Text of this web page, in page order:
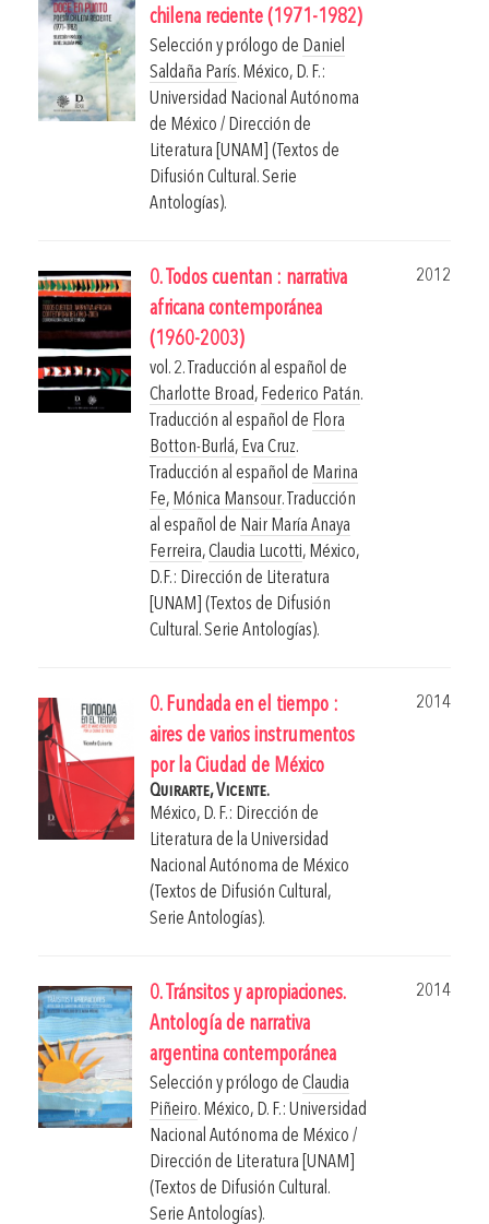
chilena reciente (1971-1982)
Selección y prólogo de Daniel
Saldaña París. México, D. F.:
Universidad Nacional Autónoma
de México / Dirección de
Literatura [UNAM] (Textos de
Difusión Cultural. Serie
Antologías).
0. Todos cuentan : narrativa
africana contemporánea
(1960-2003)
2012
vol. 2. Traducción al español de
Charlotte Broad, Federico Patán.
Traducción al español de Flora
Botton-Burlá, Eva Cruz.
Traducción al español de Marina
Fe, Mónica Mansour. Traducción
al español de Nair María Anaya
Ferreira,Claudia Lucotti, México,
D.F.: Dirección de Literatura
[UNAM] (Textos de Difusión
Cultural. Serie Antologías).
0. Fundada en el tiempo :
aires de varios instrumentos
por la Ciudad de México
2014
Quirarte, Vicente.
México, D. F.: Dirección de
Literatura de la Universidad
Nacional Autónoma de México
(Textos de Difusión Cultural,
Serie Antologías).
0. Tránsitos y apropiaciones.
Antología de narrativa
argentina contemporánea
2014
Selección y prólogo de Claudia
Piñeiro. México, D. F.: Universidad
Nacional Autónoma de México /
Dirección de Literatura [UNAM]
(Textos de Difusión Cultural.
Serie Antologías).